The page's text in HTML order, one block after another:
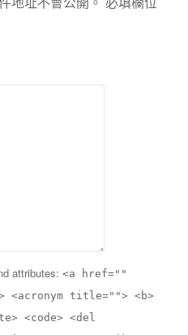
attributes:<a href=""
title=""> <b>
<code> <del